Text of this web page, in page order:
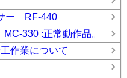
ー RF-440
330 :正常動作品。
作業について